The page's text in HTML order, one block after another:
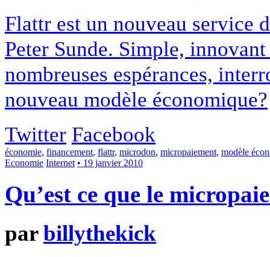
Flattr est un nouveau service
Peter Sunde. Simple,
nombreuses espérances,
nouveau modèle économique?
Twitter Facebook
économie, financement, flattr, microdon, micropaiement, modèle
Economie Internet • 19 janvier 2010
Qu’est ce que le
parbillythekick